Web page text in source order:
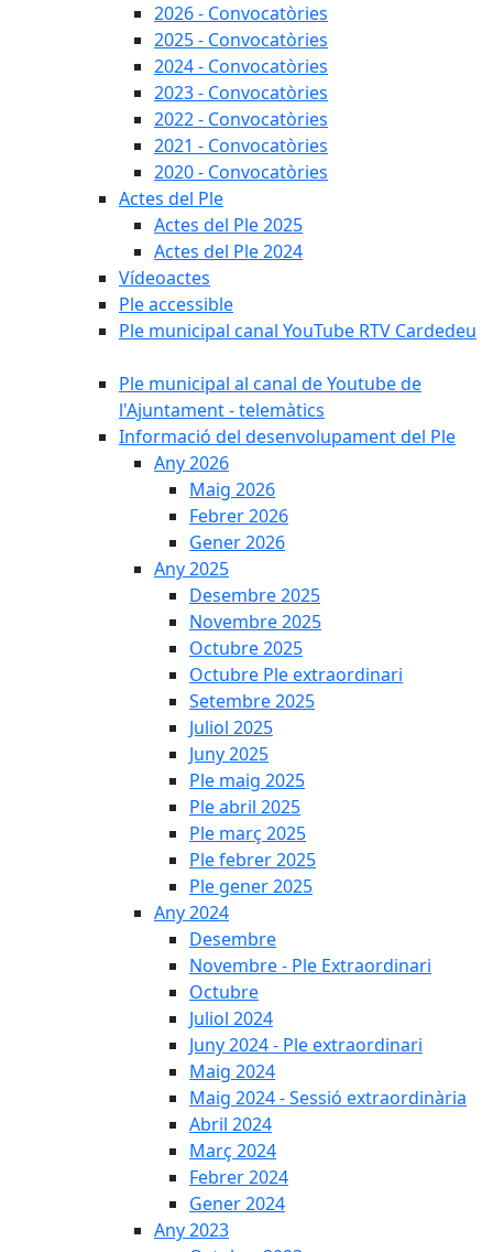
2026 - Convocatòries
2025 - Convocatòries
2024 - Convocatòries
2023 - Convocatòries
2022 - Convocatòries
2021 - Convocatòries
2020 - Convocatòries
Actes del Ple
Actes del Ple 2025
Actes del Ple 2024
Vídeoactes
Ple accessible
Ple municipal canal YouTube RTV Cardedeu
Ple municipal al canal de Youtube de
l'Ajuntament - telemàtics
Informació del desenvolupament del Ple
Any 2026
Maig 2026
Febrer 2026
Gener 2026
Any 2025
Desembre 2025
Novembre 2025
Octubre 2025
Octubre Ple extraordinari
Setembre 2025
Juliol 2025
Juny 2025
Ple maig 2025
Ple abril 2025
Ple març 2025
Ple febrer 2025
Ple gener 2025
Any 2024
Desembre
Novembre - Ple Extraordinari
Octubre
Juliol 2024
Juny 2024 - Ple extraordinari
Maig 2024
Maig 2024 - Sessió extraordinària
Abril 2024
Març 2024
Febrer 2024
Gener 2024
Any 2023